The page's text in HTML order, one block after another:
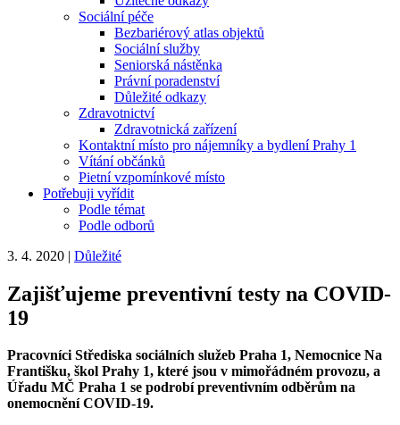
Sociální péče
Bezbariérový atlas objektů
Sociální služby
Seniorská nástěnka
Právní poradenství
Důležité odkazy
Zdravotnictví
Zdravotnická zařízení
Kontaktní místo pro nájemníky a bydlení Prahy 1
Vítání občánků
Pietní vzpomínkové místo
Potřebuji vyřídit
Podle témat
Podle odborů
3. 4. 2020 | Důležité
Zajišťujeme preventivní testy na COVID-
19
Pracovníci Střediska sociálních služeb Praha 1, Nemocnice Na
Františku, škol Prahy 1, které jsou v mimořádném provozu, a
Úřadu MČ Praha 1 se podrobí preventivním odběrům na
onemocnění COVID-19.